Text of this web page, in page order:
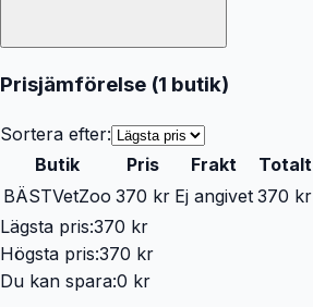
Prisjämförelse (1 butik)
Sortera efter:
Butik
Pris Frakt Totalt
BÄSTVetZoo 370 kr Ej angivet 370 kr
Lägsta pris:370 kr
Högsta pris:370 kr
Du kan spara:0 kr